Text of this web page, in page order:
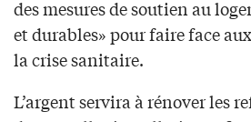
des mesures de soutien au
et durables» pour faire face
la crise sanitaire.
L’argent servira à rénover les